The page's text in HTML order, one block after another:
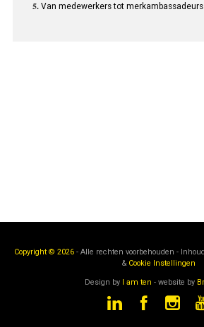
Van medewerkers tot merkambassadeurs
Copyright © 2026 - Alle rechten voorbehouden -
& Cookie Instellingen
Design by I am ten - website by